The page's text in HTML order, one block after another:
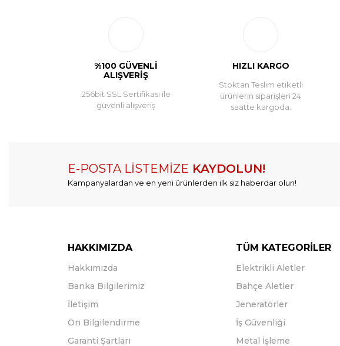
%100 GÜVENLİ
ALIŞVERİŞ
256bit SSL Sertifikası ile
güvenli alışveriş
HIZLI KARGO
Stoktan Teslim etiketli
ürünlerin siparişleri 24
saatte kargoda.
E-POSTA LİSTEMİZE KAYDOLUN!
Kampanyalardan ve en yeni ürünlerden ilk siz haberdar olun!
HAKKIMIZDA
Hakkımızda
Banka Bilgilerimiz
İletişim
Ön Bilgilendirme
Garanti Şartları
TÜM KATEGORİLER
Elektrikli Aletler
Bahçe Aletler
Jeneratörler
İş Güvenliği
Metal İşleme